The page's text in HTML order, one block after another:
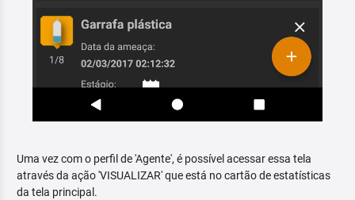
Uma vez com o perfil de 'Agente', é possível acessar essa tela
através da ação 'VISUALIZAR' que está no cartão de estatísticas
da tela principal.